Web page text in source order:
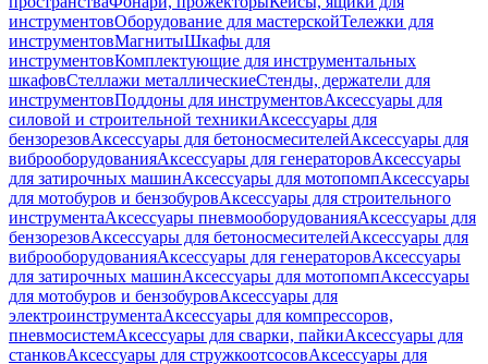
инструментовОборудование для мастерскойТележки для
инструментовМагнитыШкафы для
инструментовКомплектующие для инструментальных
шкафовСтеллажи металлическиеСтенды, держатели для
инструментовПоддоны для инструментовАксессуары для
силовой и строительной техникиАксессуары для
бензорезовАксессуары для бетоносмесителейАксессуары для
виброоборудованияАксессуары для генераторовАксессуары
для затирочных машинАксессуары для мотопомпАксессуары
для мотобуров и бензобуровАксессуары для строительного
инструментаАксессуары пневмооборудованияАксессуары для
бензорезовАксессуары для бетоносмесителейАксессуары для
виброоборудованияАксессуары для генераторовАксессуары
для затирочных машинАксессуары для мотопомпАксессуары
для мотобуров и бензобуровАксессуары для
электроинструментаАксессуары для компрессоров,
пневмосистемАксессуары для сварки, пайкиАксессуары для
станковАксессуары для стружкоотсосовАксессуары для